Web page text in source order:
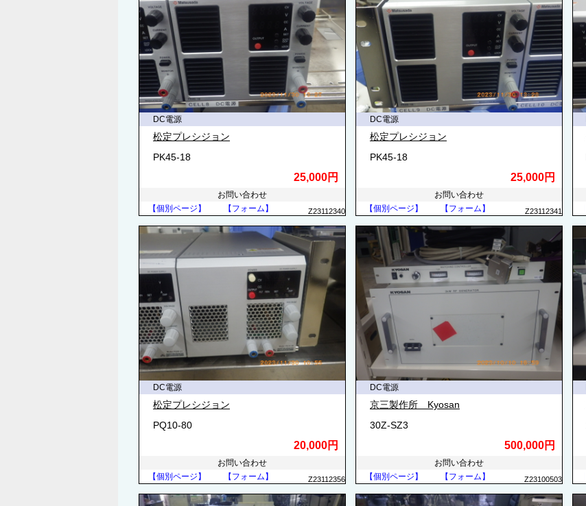
DC電源
松定プレシジョン
PK45-18
25,000円
お問い合わせ
【個別ページ】
【フォーム】 Z23112340
DC電源
松定プレシジョン
PK45-18
25,000円
お問い合わせ
【個別ページ】
【フォーム】 Z23112341
DC電源
松定プレシジョン
PQ10-80
20,000円
お問い合わせ
【個別ページ】
【フォーム】 Z23112356
DC電源
京三製作所 Kyosan
30Z-SZ3
500,000円
お問い合わせ
【個別ページ】
【フォーム】 Z23100503